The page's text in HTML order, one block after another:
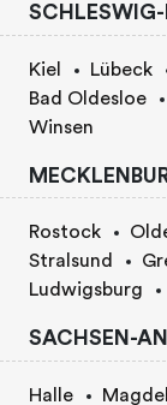
Kiel Lübeck
Bad Oldesloe
Winsen
Rostock
Stralsund
Ludwigsburg
SACHSEN-
Halle